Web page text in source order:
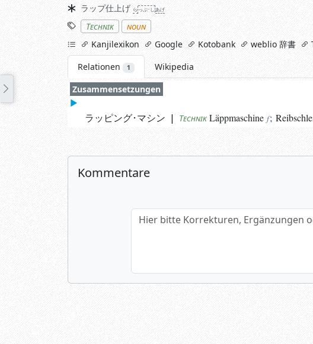
Synonyme
ラップ仕上げ ら っぷ･しあげ
Stichworte
Technik
noun
linksKanjilexikon Google Kotobank weblio 辞書
Relationen
1
Wikipedia
Zusammensetzungen
ラッピング･マシン | Technik Läppmaschine f;
Kommentare
Hier bitte Korrekturen, Ergänzungen oder